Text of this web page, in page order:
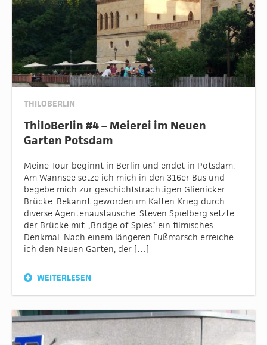
THILOBERLIN
ThiloBerlin #4 – Meierei im Neuen
Garten Potsdam
Meine Tour beginnt in Berlin und endet in Potsdam.
Am Wannsee setze ich mich in den 316er Bus und
begebe mich zur geschichtsträchtigen Glienicker
Brücke. Bekannt geworden im Kalten Krieg durch
diverse Agentenaustausche. Steven Spielberg setzte
der Brücke mit „Bridge of Spies“ ein filmisches
Denkmal. Nach einem längeren Fußmarsch erreiche
ich den Neuen Garten, der […]
WEITERLESEN